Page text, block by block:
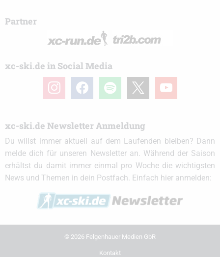
Partner
xc-ski.de in Social Media
instagramfacebook spotify youtube
xc-ski.de Newsletter Anmeldung
Du willst immer aktuell auf dem Laufenden bleiben? Dann
melde dich für unseren Newsletter an. Während der Saison
erhältst du damit immer einmal pro Woche die wichtigsten
News und Themen in dein Postfach. Einfach hier anmelden:
© 2026 Felgenhauer Medien GbR
Kontakt